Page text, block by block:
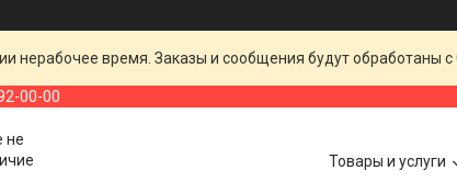
нерабочее время. Заказы и сообщения будут обработаны
00-00
не
Товары и услуги